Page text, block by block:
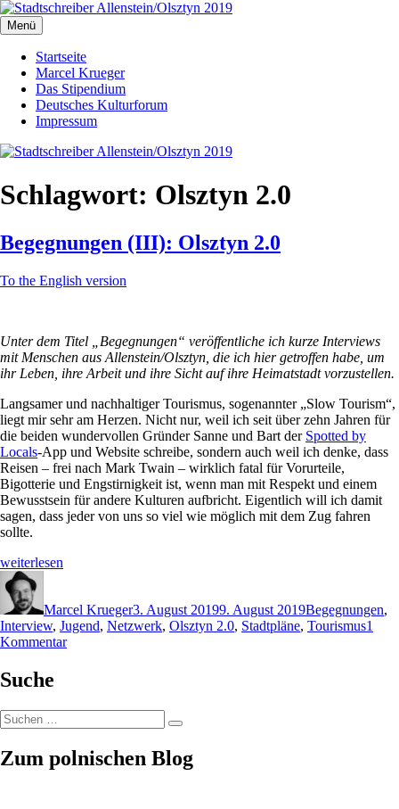
Zum
Inhalt
springen
Stadtschreiber Allenstein/Olsztyn 2019
Der Schriftsteller und Übersetzer Marcel Krueger berichtet aus dem
Herzen Ermlands
Menü
Startseite
Marcel Krueger
Das Stipendium
Deutsches Kulturforum
Impressum
Schlagwort: Olsztyn 2.0
Begegnungen (III): Olsztyn 2.0
To the English version
Unter dem Titel „Begegnungen“ veröffentliche ich kurze Interviews
mit Menschen aus Allenstein/Olsztyn, die ich hier getroffen habe, um
ihr Leben, ihre Arbeit und ihre Sicht auf ihre Heimatstadt vorzustellen.
Langsamer und nachhaltiger Tourismus, sogenannter „Slow Tourism“,
liegt mir sehr am Herzen. Nicht nur, weil ich seit über zehn Jahren für
die beiden wundervollen Gründer Sanne und Bart der Spotted by
Locals-App und Website schreibe, sondern auch weil ich denke, dass
Reisen – frei nach Mark Twain – wirklich fatal für Vorurteile,
Bigotterie und Engstirnigkeit ist, wenn man mit Respekt und einem
Bewusstsein für andere Kulturen aufbricht. Eigentlich will ich damit
sagen, dass jeder von uns so viel wie möglich mit dem Zug fahren
sollte.
„Begegnungen
(III):
Olsztyn
2.0“
weiterlesen
Marcel Krueger3. August 20199. August 2019Begegnungen,
Interview, Jugend, Netzwerk, Olsztyn 2.0, Stadtpläne, Tourismus1
Kommentarzu
Suche
Suchen
nach:
Suchen
Zum polnischen Blog